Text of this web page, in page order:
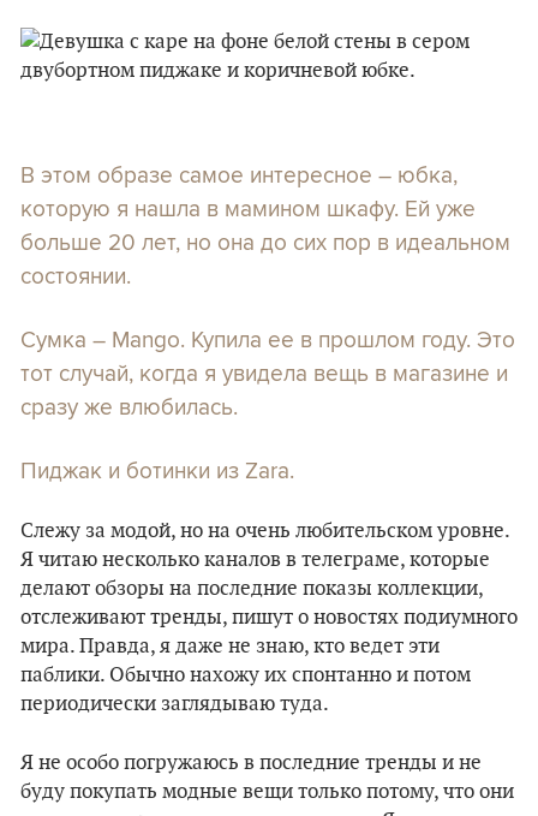
В этом образе самое интересное – юбка,
которую я нашла в мамином шкафу. Ей уже
больше 20 лет, но она до сих пор в идеальном
состоянии.
Сумка – Mango. Купила ее в прошлом году. Это
тот случай, когда я увидела вещь в магазине и
сразу же влюбилась.
Пиджак и ботинки из Zara.
Слежу за модой, но на очень любительском уровне.
Я читаю несколько каналов в телеграме, которые
делают обзоры на последние показы коллекции,
отслеживают тренды, пишут о новостях подиумного
мира. Правда, я даже не знаю, кто ведет эти
паблики. Обычно нахожу их спонтанно и потом
периодически заглядываю туда.
Я не особо погружаюсь в последние тренды и не
буду покупать модные вещи только потому, что они